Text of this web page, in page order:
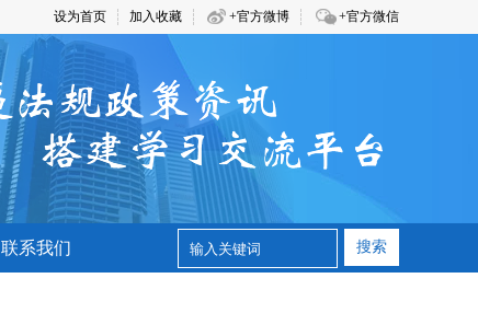
+官方微信
+官方微博
加入收藏
设为首页
联系我们 搜索